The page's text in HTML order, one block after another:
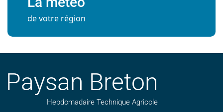
de votre région
Paysan Breton
Hebdomadaire Technique Agricole